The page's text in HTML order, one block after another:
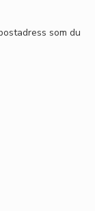
som du